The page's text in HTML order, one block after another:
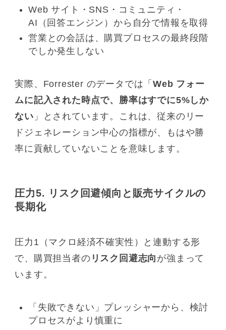
Web サイト・SNS・コミュニティ・
AI（回答エンジン）から自分で情報を取得
営業との会話は、購買プロセスの最終段階
でしか発生しない
実際、Forrester のデータでは「Web フォー
ムに記入された時点で、勝率はすでに5%しか
ない 」とされています。これは、従来のリー
ドジェネレーション中心の指標が、もはや勝
率に貢献していないことを意味します。
圧力5. リスク回避傾向と販売サイクルの
長期化
圧力1（マクロ経済不確実性）と連動する形
で、購買担当者の リスク回避志向 が強まって
います。
「失敗できない」プレッシャーから、検討
プロセスがより慎重に